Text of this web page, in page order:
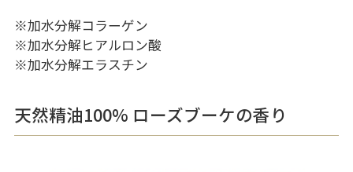
※加水分解コラーゲン
※加水分解ヒアルロン酸
※加水分解エラスチン
天然精油100% ローズブーケの香り